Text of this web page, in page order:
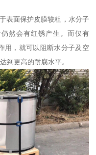
表面保护皮膜较粗，水分子
然会有红锈产生。而仅有
用，就可以阻断水分子及空
到更高的耐腐水平。